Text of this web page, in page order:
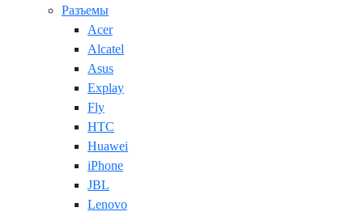
Разъемы
Acer
Alcatel
Asus
Explay
Fly
HTC
Huawei
iPhone
JBL
Lenovo